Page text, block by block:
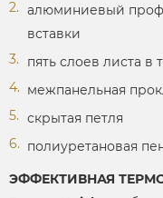
алюминиевый
вставки
пять слоев листа в
межпанельная
скрытая петля
полиуретановая
ЭФФЕКТИВНАЯ